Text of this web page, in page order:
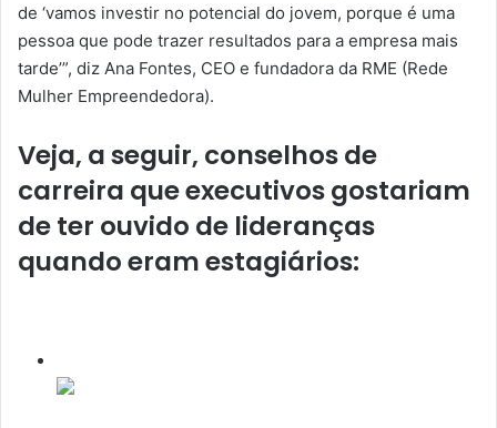
de ‘vamos investir no potencial do jovem, porque é uma
pessoa que pode trazer resultados para a empresa mais
tarde’”, diz Ana Fontes, CEO e fundadora da RME (Rede
Mulher Empreendedora).
Veja, a seguir, conselhos de
carreira que executivos gostariam
de ter ouvido de lideranças
quando eram estagiários: